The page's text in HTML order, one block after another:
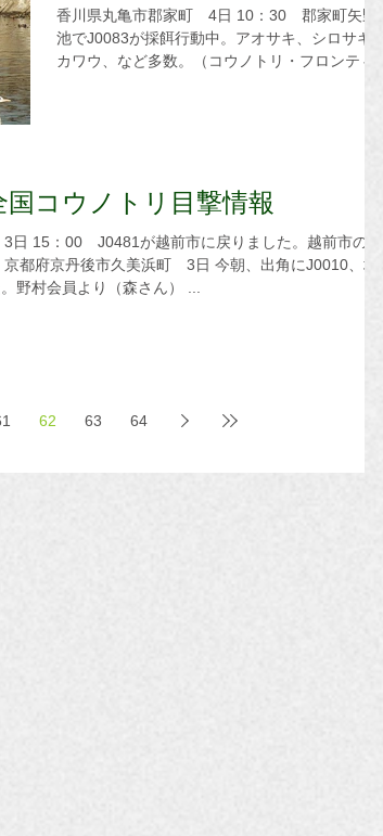
香川県丸亀市郡家町 4日 10：30 郡家町矢野
池でJ0083が採餌行動中。アオサキ、シロサギ、
カワウ、など多数。（コウノトリ・フロンティ
コウノトリ目撃情報
野村会員より（森さん） ...
62 63 64